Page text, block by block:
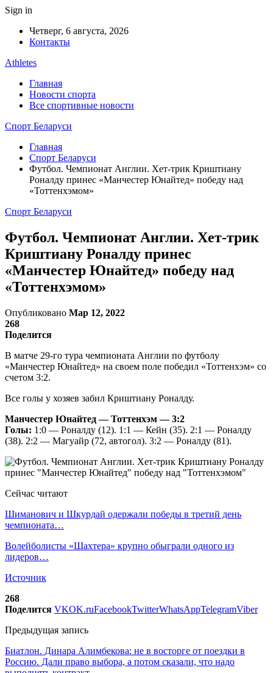
Sign in
Четверг, 6 августа, 2026
Контакты
Athletes
Главная
Новости спорта
Все спортивные новости
Спорт Беларуси
Главная
Спорт Беларуси
Футбол. Чемпионат Англии. Хет-трик Криштиану
Роналду принес «Манчестер Юнайтед» победу над
«Тоттенхэмом»
Спорт Беларуси
Футбол. Чемпионат Англии. Хет-трик
Криштиану Роналду принес
«Манчестер Юнайтед» победу над
«Тоттенхэмом»
Опубликовано Мар 12, 2022
268
Поделится
В матче 29-го тура чемпионата Англии по футболу
«Манчестер Юнайтед» на своем поле победил «Тоттенхэм» со
счетом 3:2.
Все голы у хозяев забил Криштиану Роналду.
Манчестер Юнайтед — Тоттенхэм — 3:2
Голы: 1:0 — Роналду (12). 1:1 — Кейн (35). 2:1 — Роналду
(38). 2:2 — Магуайр (72, автогол). 3:2 — Роналду (81).
Сейчас читают
Шиманович и Шкурдай одержали победы в третий день
чемпионата…
Волейболисты «Шахтера» крупно обыграли одного из
лидеров…
Источник
268
Поделится VKOK.ruFacebookTwitterWhatsAppTelegramViber
Предыдущая запись
Биатлон. Динара Алимбекова: не в восторге от поездки в
Россию. Дали право выбора, а потом сказали, что надо